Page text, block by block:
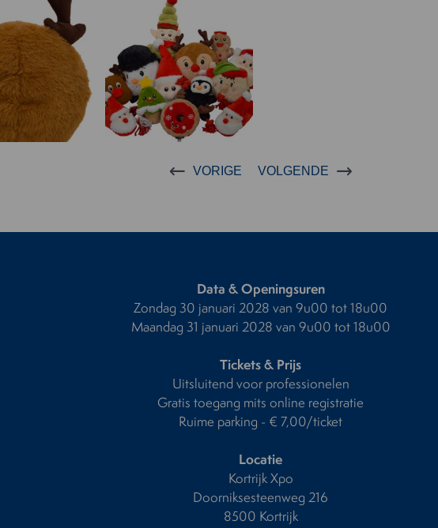
VORIGE VOLGENDE
Data & Openingsuren
Zondag 30 januari 2028 van 9u00 tot 18u00
Maandag 31 januari 2028 van 9u00 tot 18u00
Tickets & Prijs
Uitsluitend voor professionelen
Gratis toegang mits online registratie
Ruime parking - € 7,00/ticket
Locatie
Kortrijk Xpo
Doorniksesteenweg 216
8500 Kortrijk